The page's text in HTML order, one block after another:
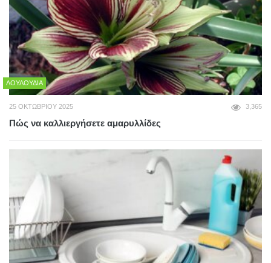
ΛΟΥΛΟΎΔΙΑ
25 ΟΚΤΩΒΡΊΟΥ 2025 3,365
Πώς να καλλιεργήσετε αμαρυλλίδες